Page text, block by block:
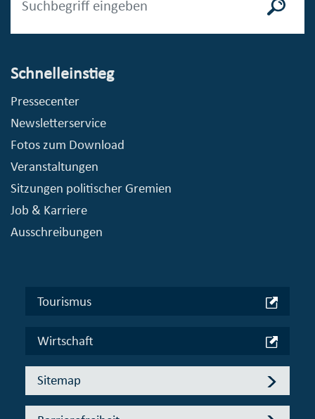
Schnelleinstieg
Pressecenter
Newsletterservice
Fotos zum Download
Veranstaltungen
Sitzungen politischer Gremien
Job & Karriere
Ausschreibungen
Tourismus
Wirtschaft
Sitemap